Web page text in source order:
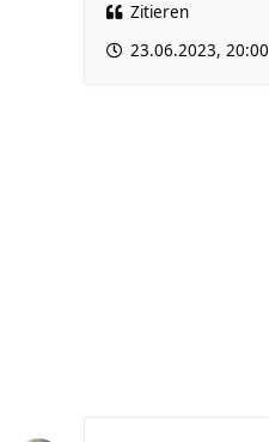
Zitieren
23.06.2023, 20:00